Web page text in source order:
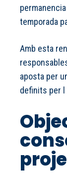
temporada
Amb esta
aposta per
definits per